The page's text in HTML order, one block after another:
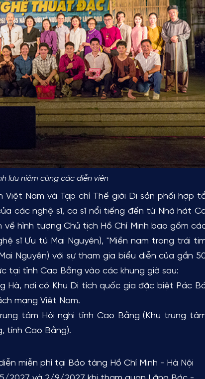
lưu niệm cùng các diễn viên
Nam và Tạp chí Thế giới Di sản phối hợp
các nghệ sĩ, ca sĩ nổi tiếng đến từ Nhà hát
hình tượng Chủ tịch Hồ Chí Minh bao gồm
sĩ Ưu tú Mai Nguyên), "Miền nam trong trái
Nguyên) với sự tham gia biểu diễn của gần
tại tỉnh Cao Bằng vào các khung giờ sau:
Hà, nơi có Khu Di tích quốc gia đặc biệt Pác
mạng Việt Nam.
tâm Hội nghị tỉnh Cao Bằng (Khu trung
tỉnh Cao Bằng).
phí tại Bảo tàng Hồ Chí Minh - Hà Nội